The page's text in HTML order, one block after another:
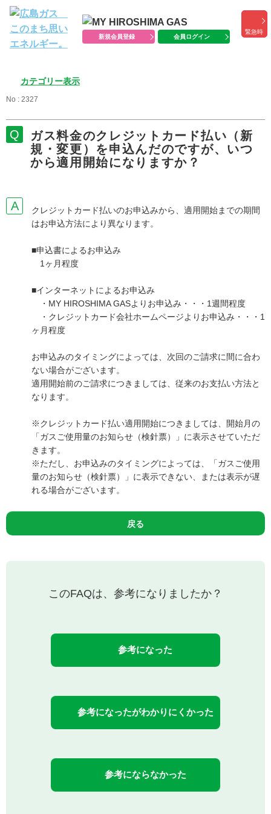
新規会員登録 会員ログイン
緊急時
カテゴリー表示
No : 2327
ガス料金のクレジットカード払い（新
規・変更）を申込んだのですが、いつ
から適用開始になりますか？
クレジットカード払いのお申込みから、適用開始までの期間
はお申込方法により異なります。
■申込書によるお申込み
1ヶ月程度
■インターネットによるお申込み
・MY HIROSHIMA GASよりお申込み・・・1週間程度
・クレジットカード会社ホームページよりお申込み・・・1
ヶ月程度
お申込みのタイミングによっては、次回のご請求に間に合わ
ない場合がございます。
適用開始前のご請求につきましては、従来のお支払い方法と
なります。
※クレジットカード払い適用開始につきましては、開始月の
「ガスご使用量のお知らせ（検針票）」に表示させていただ
きます。
※ただし、お申込みのタイミングによっては、「ガスご使用
量のお知らせ（検針票）」に表示できない、または表示が遅
れる場合がございます。
戻る
このFAQは、参考になりましたか？
参考になった
参考になったがわかりにくかった
参考にならなかった